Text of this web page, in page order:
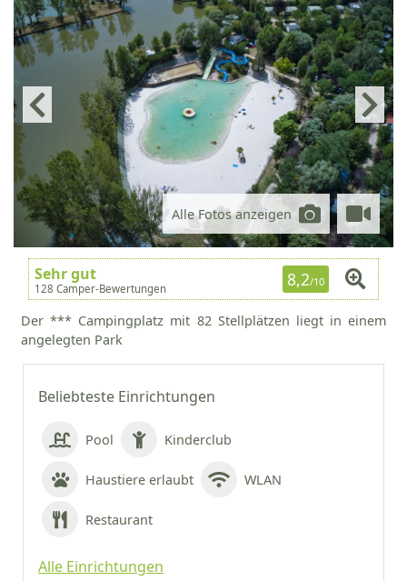
Beliebteste Einrichtungen
Pool Kinderclub
Haustiere erlaubt WLAN
Restaurant
Alle Einrichtungen
Alle Fotos anzeigen
Sehr gut
128 Camper-Bewertungen 8,2/10
Der *** Campingplatz mit 82 Stellplätzen liegt in einem
angelegten Park